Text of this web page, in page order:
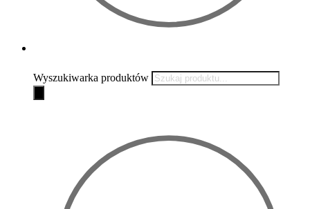
Wyszukiwarka produktów